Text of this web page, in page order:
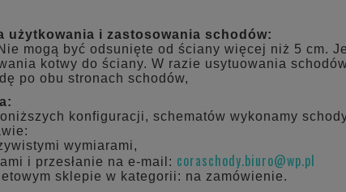
użytkowania i zastosowania schodów:
mogą być odsunięte od ściany więcej niż 5 cm.
kotwy do ściany. W razie usytuowania
po obu stronach schodów,
konfiguracji, schematów wykonamy
wymiarami,
i przesłanie na e-mail: coraschody.biuro@wp.pl
sklepie w kategorii: na zamówienie.